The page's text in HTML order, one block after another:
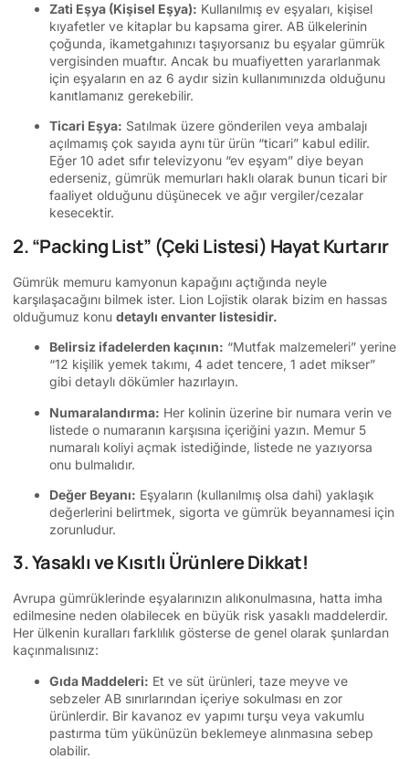
Zati Eşya (Kişisel Eşya): Kullanılmış ev eşyaları, kişisel
kıyafetler ve kitaplar bu kapsama girer. AB ülkelerinin
çoğunda, ikametgahınızı taşıyorsanız bu eşyalar gümrük
vergisinden muaftır. Ancak bu muafiyetten yararlanmak
için eşyaların en az 6 aydır sizin kullanımınızda olduğunu
kanıtlamanız gerekebilir.
Ticari Eşya: Satılmak üzere gönderilen veya ambalajı
açılmamış çok sayıda aynı tür ürün “ticari” kabul edilir.
Eğer 10 adet sıfır televizyonu “ev eşyam” diye beyan
ederseniz, gümrük memurları haklı olarak bunun ticari bir
faaliyet olduğunu düşünecek ve ağır vergiler/cezalar
kesecektir.
2. “Packing List” (Çeki Listesi) Hayat Kurtarır
Gümrük memuru kamyonun kapağını açtığında neyle
karşılaşacağını bilmek ister. Lion Lojistik olarak bizim en hassas
olduğumuz konu detaylı envanter listesidir.
Belirsiz ifadelerden kaçının: “Mutfak malzemeleri” yerine
“12 kişilik yemek takımı, 4 adet tencere, 1 adet mikser”
gibi detaylı dökümler hazırlayın.
Numaralandırma: Her kolinin üzerine bir numara verin ve
listede o numaranın karşısına içeriğini yazın. Memur 5
numaralı koliyi açmak istediğinde, listede ne yazıyorsa
onu bulmalıdır.
Değer Beyanı: Eşyaların (kullanılmış olsa dahi) yaklaşık
değerlerini belirtmek, sigorta ve gümrük beyannamesi için
zorunludur.
3. Yasaklı ve Kısıtlı Ürünlere Dikkat!
Avrupa gümrüklerinde eşyalarınızın alıkonulmasına, hatta imha
edilmesine neden olabilecek en büyük risk yasaklı maddelerdir.
Her ülkenin kuralları farklılık gösterse de genel olarak şunlardan
kaçınmalısınız:
Gıda Maddeleri: Et ve süt ürünleri, taze meyve ve
sebzeler AB sınırlarından içeriye sokulması en zor
ürünlerdir. Bir kavanoz ev yapımı turşu veya vakumlu
pastırma tüm yükünüzün beklemeye alınmasına sebep
olabilir.